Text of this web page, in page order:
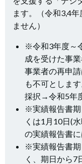
ます。（令和3,4
ません）
※令和3年度～
成を受けた事
事業者の再申
も不可としま
採択→令和5年
※実績報告書期
くは1月10日(
の実績報告書
※実績報告書期
く、期日から7